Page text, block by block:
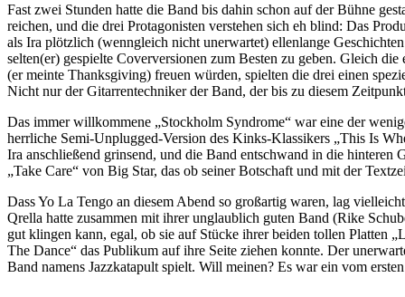
Fast zwei Stunden hatte die Band bis dahin schon auf der Bühne
reichen, und die drei Protagonisten verstehen sich eh blind: Das
als Ira plötzlich (wenngleich nicht unerwartet) ellenlange
selten(er) gespielte Coverversionen zum Besten zu geben. Gleich
(er meinte Thanksgiving) freuen würden, spielten die drei einen
Nicht nur der Gitarrentechniker der Band, der bis zu diesem
Das immer willkommene „Stockholm Syndrome“ war eine der
herrliche Semi-Unplugged-Version des Kinks-Klassikers „This Is
Ira anschließend grinsend, und die Band entschwand in die
„Take Care“ von Big Star, das ob seiner Botschaft und mit der
Dass Yo La Tengo an diesem Abend so großartig waren, lag
Qrella hatte zusammen mit ihrer unglaublich guten Band (Rike
gut klingen kann, egal, ob sie auf Stücke ihrer beiden tollen Platten
The Dance“ das Publikum auf ihre Seite ziehen konnte. Der
Band namens Jazzkatapult spielt. Will meinen? Es war ein vom